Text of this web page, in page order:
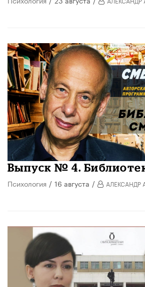
Выпуск № 4.
Психология / 16 августа /